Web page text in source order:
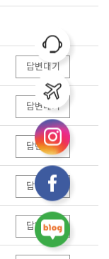
답변대기
답변대기
답변대기
답변대기
답변대기